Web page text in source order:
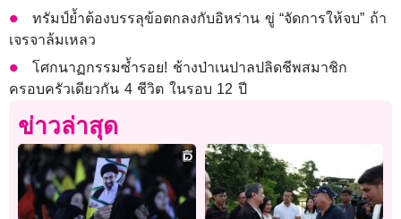
ทรัมป์ย้ำต้องบรรลุข้อตกลงกับอิหร่าน ขู่ “จัดการให้จบ” ถ้า
เจรจาล้มเหลว
โศกนาฏกรรมซ้ำรอย! ช้างป่าเนปาลปลิดชีพสมาชิก
ครอบครัวเดียวกัน 4 ชีวิต ในรอบ 12 ปี
ข่าวล่าสุด